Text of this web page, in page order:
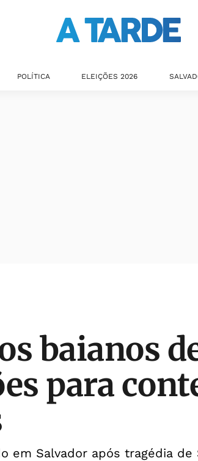
POLÍTICA ELEIÇÕES 2026
baianos
para
em Salvador após tragédia de